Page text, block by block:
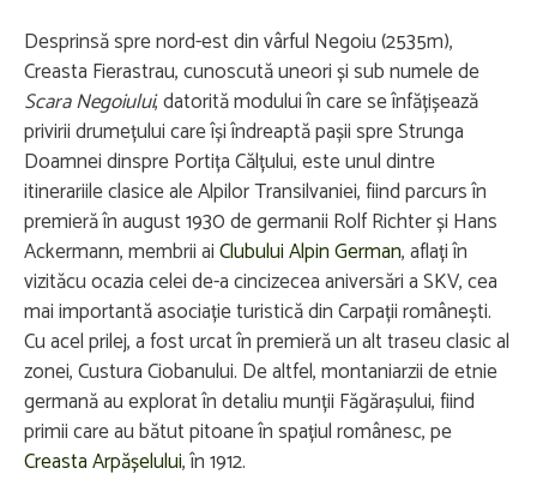
Desprinsă spre nord-est din vârful Negoiu (2535m),
Creasta Fierastrau, cunoscută uneori și sub numele de
Scara Negoiului, datorită modului în care se înfățișează
privirii drumețului care își îndreaptă pașii spre Strunga
Doamnei dinspre Portița Călțului, este unul dintre
itinerariile clasice ale Alpilor Transilvaniei, fiind parcurs în
premieră în august 1930 de germanii Rolf Richter și Hans
Ackermann, membrii aiClubului Alpin German, aflați în
vizităcu ocazia celei de-a cincizecea aniversări a SKV, cea
mai importantă asociație turistică din Carpații românești.
Cu acel prilej, a fost urcat în premieră un alt traseu clasic al
zonei, Custura Ciobanului. De altfel, montaniarzii de etnie
germană au explorat în detaliu munții Făgărașului, fiind
primii care au bătut pitoane în spațiul românesc, pe
Creasta Arpășelului, în 1912.